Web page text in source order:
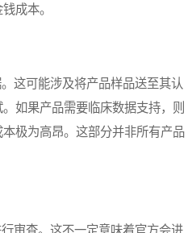
成本。
这可能涉及将产品样品送至其认
如果产品需要临床数据支持，则
极为高昂。这部分并非所有产品